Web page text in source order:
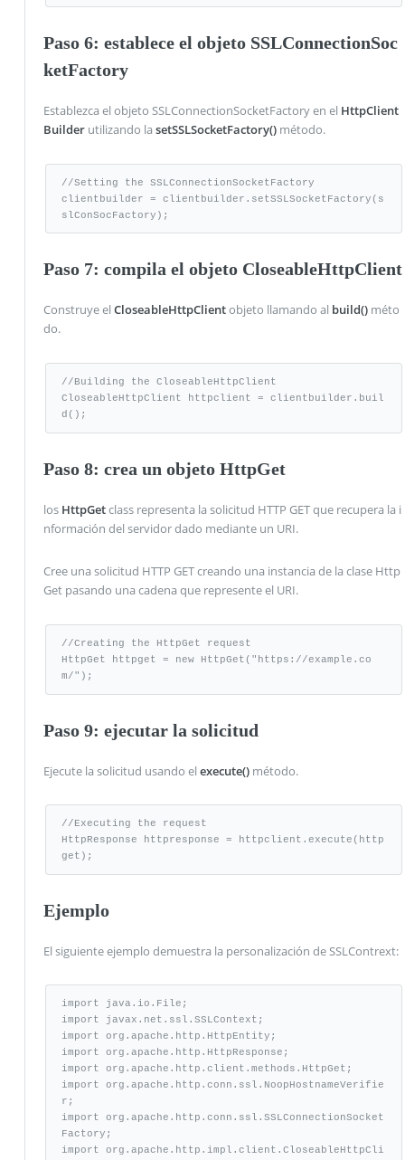
Paso 6: establece el objeto SSLConnectionSoc
ketFactory
Establezca el objeto SSLConnectionSocketFactory en el HttpClient
Builderutilizando la setSSLSocketFactory()método.
//Setting the SSLConnectionSocketFactory
clientbuilder = clientbuilder.setSSLSocketFactory(s
slConSocFactory);
Paso 7: compila el objeto CloseableHttpClient
Construye el CloseableHttpClientobjeto llamando al build()méto
do.
//Building the CloseableHttpClient
CloseableHttpClient httpclient = clientbuilder.buil
d();
Paso 8: crea un objeto HttpGet
los HttpGetclass representa la solicitud HTTP GET que recupera la i
nformación del servidor dado mediante un URI.
Cree una solicitud HTTP GET creando una instancia de la clase Http
Get pasando una cadena que represente el URI.
//Creating the HttpGet request
HttpGet httpget = new HttpGet("https://example.co
m/");
Paso 9: ejecutar la solicitud
Ejecute la solicitud usando el execute()método.
//Executing the request
HttpResponse httpresponse = httpclient.execute(http
get);
Ejemplo
El siguiente ejemplo demuestra la personalización de SSLContrext:
import java.io.File;
import javax.net.ssl.SSLContext;
import org.apache.http.HttpEntity;
import org.apache.http.HttpResponse;
import org.apache.http.client.methods.HttpGet;
import org.apache.http.conn.ssl.NoopHostnameVerifie
r;
import org.apache.http.conn.ssl.SSLConnectionSocket
Factory;
import org.apache.http.impl.client.CloseableHttpCli